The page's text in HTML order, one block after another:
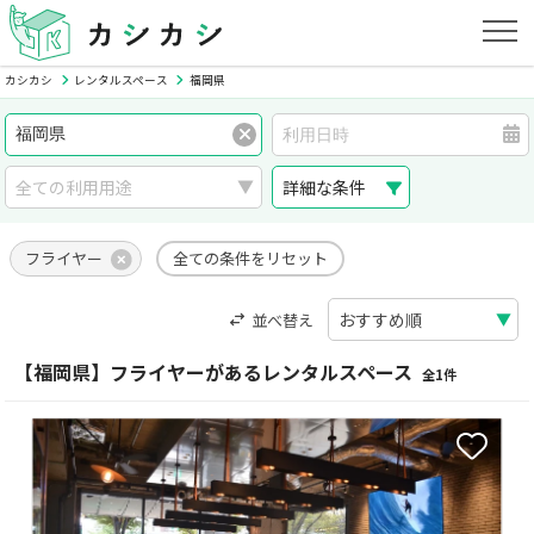
カシカシ レンタルスペース 福岡県
詳細な条件
フライヤー 全ての条件をリセット
並べ替え
【福岡県】フライヤーがあるレンタルスペース 全1件